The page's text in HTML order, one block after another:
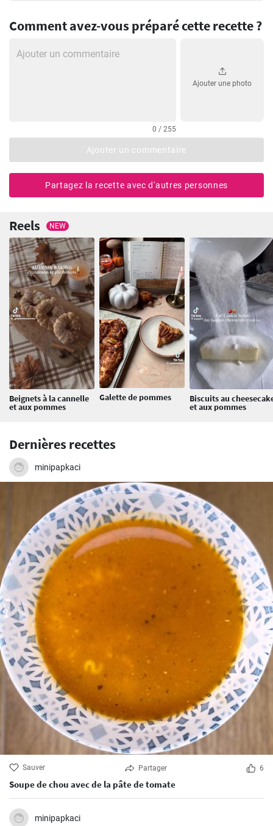
Comment avez-vous préparé cette recette ?
0 / 255
Ajouter une photo
Ajouter un commentaire
Partagez la recette avec d'autres personnes
Reels NEW
Beignets à la cannelle
et aux pommes
Galette de pommes Biscuits au
et aux pommes
Dernières recettes
minipapkaci
Sauver Partager 6
Soupe de chou avec de la pâte de tomate
minipapkaci